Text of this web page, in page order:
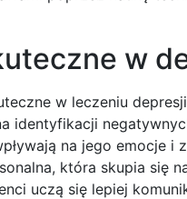
w
w leczeniu
identyfikacji
na jego emocje i
która skupia się
uczą się lepiej